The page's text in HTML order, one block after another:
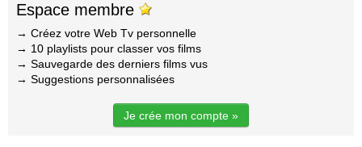
Espace membre
→ Créez votre Web Tv personnelle
→ 10 playlists pour classer vos films
→ Sauvegarde des derniers films vus
→ Suggestions personnalisées
Je crée mon compte »